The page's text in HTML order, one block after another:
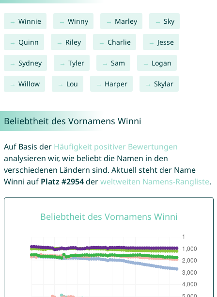
Winnie Winny Marley Sky
Quinn Riley Charlie Jesse
Sydney Tyler Sam Logan
Willow Lou Harper Skylar
Beliebtheit des Vornamens Winni
Auf Basis der Häufigkeit positiver Bewertungen
analysieren wir, wie beliebt die Namen in den
verschiedenen Ländern sind. Aktuell steht der Name
Winni auf Platz #2954derweltweiten Namens-Rangliste.